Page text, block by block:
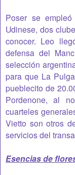
Poser se
Udinese, dos
conocer. Leo
defensa del
selección
para que La
pueblecito de
Pordenone, al
cuarteles
Vietto son otros
servicios del
Esencias de